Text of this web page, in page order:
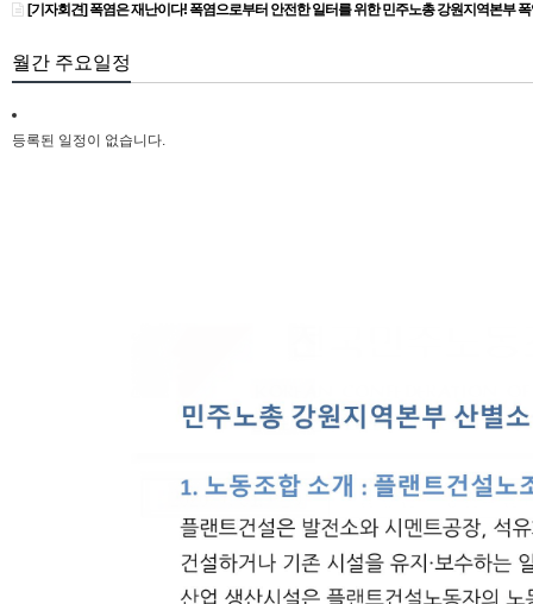
[기자회견] 폭염은 재난이다! 폭염으로부터 안전한 일터를 위한 민주노총 강원지역본부
월간 주요일정
등록된 일정이 없습니다.